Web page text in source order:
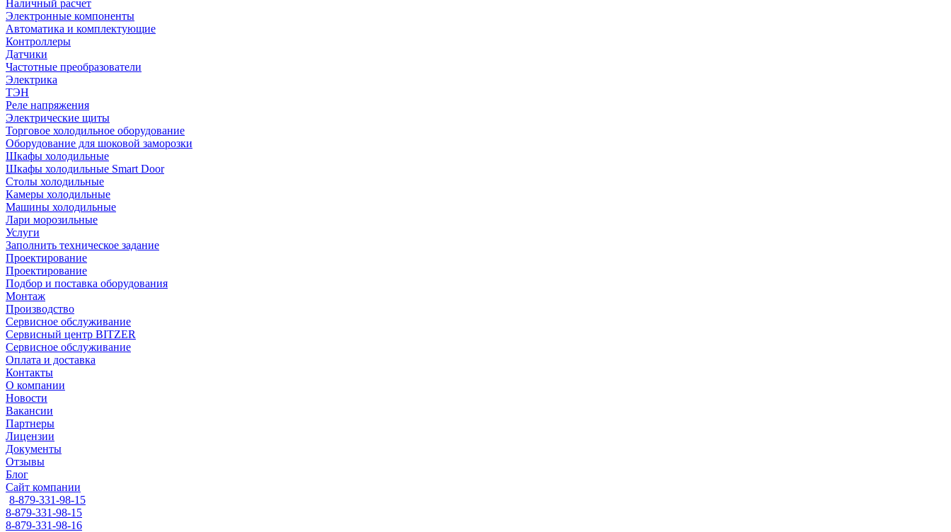
Наличный расчет
Электронные компоненты
Автоматика и комплектующие
Контроллеры
Датчики
Частотные преобразователи
Электрика
ТЭН
Реле напряжения
Электрические щиты
Торговое холодильное оборудование
Оборудование для шоковой заморозки
Шкафы холодильные
Шкафы холодильные Smart Door
Столы холодильные
Камеры холодильные
Машины холодильные
Лари морозильные
Услуги
Заполнить техническое задание
Проектирование
Проектирование
Подбор и поставка оборудования
Монтаж
Производство
Сервисное обслуживание
Сервисный центр BITZER
Сервисное обслуживание
Оплата и доставка
Контакты
О компании
Новости
Вакансии
Партнеры
Лицензии
Документы
Отзывы
Блог
Сайт компании
8-879-331-98-15
8-879-331-98-15
8-879-331-98-16